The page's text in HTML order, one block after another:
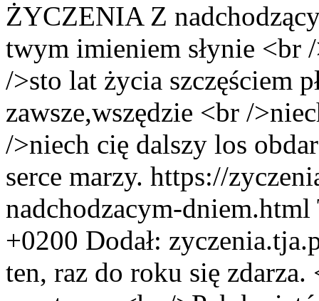
ŻYCZENIA Z
twym imieniem słynie <br
/>sto lat życia szczęściem
zawsze,wszędzie <br /
/>niech cię dalszy los
serce marzy. https://
nadchodzacym-dniem.html
+0200 Dodał:
ten, raz do roku się